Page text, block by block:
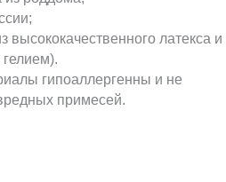
высококачественного латекса и
гипоаллергенны и не
примесей.